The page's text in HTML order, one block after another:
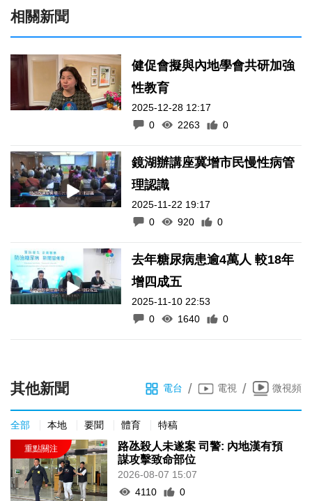
相關新聞
健促會擬與內地學會共研加強
性教育
2025-12-28 12:17
0
2263 0
鏡湖辦講座冀增市民慢性病管
理認識
2025-11-22 19:17
0
920 0
去年糖尿病患逾4萬人 較18年
增四成五
2025-11-10 22:53
0
1640 0
其他新聞 電台 / 電視 / 微視頻
全部 本地 要聞 體育 特稿
路氹殺人未遂案 司警: 內地漢有預
謀攻擊致命部位
2026-08-07 15:07
4110
0